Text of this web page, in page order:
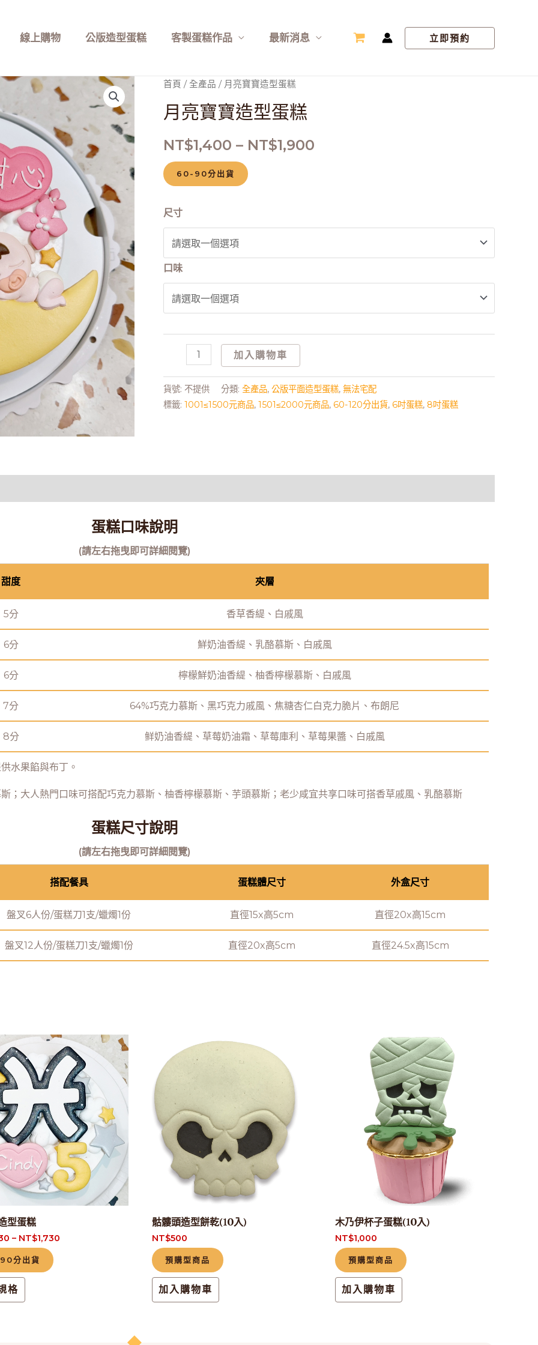
線上購物 公版造型蛋糕 客製蛋糕作品 最新消息 立即預約
首頁 /全產品 / 月亮寶寶造型蛋糕
月亮寶寶造型蛋糕
NT$1,400 – NT$1,900
60-90分出貨
尺寸
口味
月
亮
寶
造
型
蛋
糕
量
加入購物車
貨號: 不提供 分類: 全產品, 公版平面造型蛋糕, 無法宅配
標籤: 1001≤1500元商品, 1501≤2000元商品, 60-120分出貨, 6吋蛋糕, 8吋蛋糕
蛋糕口味說明
(請左右拖曳即可詳細閱覽)
甜度 夾層
5分 香草香緹、白戚風
6分 鮮奶油香緹、乳酪慕斯、白戚風
6分 檸檬鮮奶油香緹、柚香檸檬慕斯、白戚風
7分 64%巧克力慕斯、黑巧克力戚風、焦糖杏仁白克力脆片、布朗尼
8分 鲜奶油香緹、草莓奶油霜、草莓庫利、草莓果醬、白戚風
水果餡與布丁。
；大人熱門口味可搭配巧克力慕斯、柚香檸檬慕斯、芋頭慕斯；老少咸宜共享口味可搭香草戚風、乳酪慕斯
蛋糕尺寸說明
(請左右拖曳即可詳細閱覽)
搭配餐具 蛋糕體尺寸 外盒尺寸
盤叉6人份/蛋糕刀1支/蠟燭1份 直徑15x高5cm 直徑20x高15cm
盤叉12人份/蛋糕刀1支/蠟燭1份 直徑20x高5cm 直徑24.5x高15cm
型蛋糕
– NT$1,730
分出貨
格
產
品
多
種
款
式。
可
在
產
品
頁
擇
骷髏頭造型餅乾(10入)
NT$500
預購型商品
加入購物車
木乃伊杯子蛋糕(10入)
NT$1,000
預購型商品
加入購物車